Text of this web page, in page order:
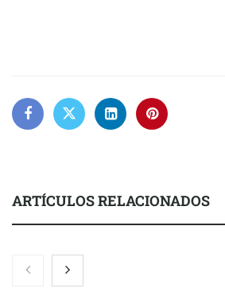
ARTÍCULOS RELACIONADOS
NOVA: innovación y diseño que
mano de Tormo Franquicias